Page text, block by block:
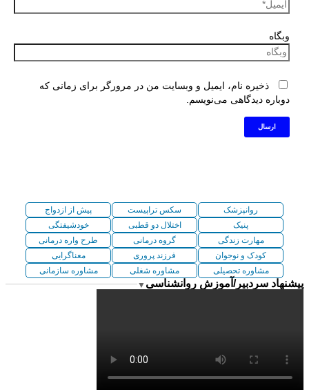
وبگاه
ذخیره نام، ایمیل و وبسایت من در مرورگر برای زمانی که
دوباره دیدگاهی می‌نویسم.
روانپزشک سکس تراپیست
پیش از ازدواج
پنیک
اختلال دو قطبی
خودشیفتگی
مهارت زندگی
گروه درمانی
طرح واره درمانی
کودک و نوجوان
فرزند پروری
معناگرایی
مشاوره تحصیلی
مشاوره شغلی مشاوره سازمانی
پیشنهاد سردبیر/آموزش روانشناسی ▼